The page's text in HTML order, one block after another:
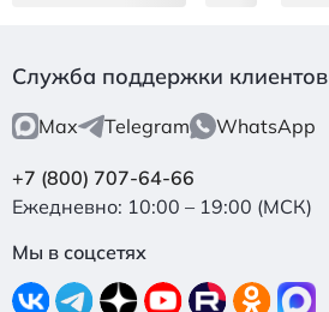
Служба поддержки клиентов
Max Telegram WhatsApp
+7 (800) 707-64-66
Ежедневно: 10:00 – 19:00 (МСК)
Мы в соцсетях